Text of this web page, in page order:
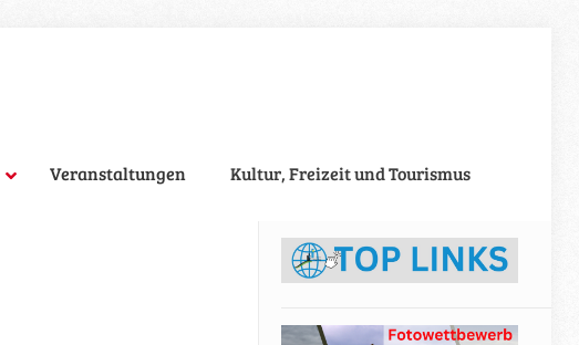
Veranstaltungen Kultur, Freizeit und Tourismus